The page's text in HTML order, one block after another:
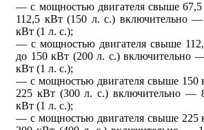
— с мощностью двигателя свыше
112,5 кВт (150 л. с.) включительно
кВт (1 л. с.);
— с мощностью двигателя свыше
до 150 кВт (200 л. с.) включительно
кВт (1 л. с.);
— с мощностью двигателя свыше 150
225 кВт (300 л. с.) включительно —
кВт (1 л. с.);
— с мощностью двигателя свыше 225